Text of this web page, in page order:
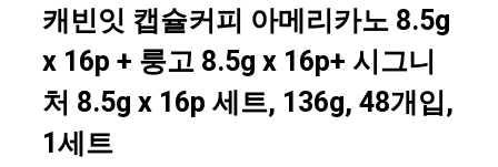
캐빈잇 캡슐커피 아메리카노 8.5g
x 16p + 룽고 8.5g x 16p+ 시그니
처 8.5g x 16p 세트, 136g, 48개입,
1세트